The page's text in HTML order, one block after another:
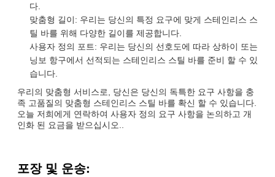
다.
맞춤형 길이: 우리는 당신의 특정 요구에 맞게 스테인리스 스
틸 바를 위해 다양한 길이를 제공합니다.
사용자 정의 포트: 우리는 당신의 선호도에 따라 상하이 또는
닝보 항구에서 선적되는 스테인리스 스틸 바를 준비 할 수 있
습니다.
우리의 맞춤형 서비스로, 당신은 당신의 독특한 요구 사항을 충
족 고품질의 맞춤형 스테인리스 스틸 바를 확신 할 수 있습니다.
오늘 저희에게 연락하여 사용자 정의 요구 사항을 논의하고 개
인화 된 요금을 받으십시오..
포장 및 운송: